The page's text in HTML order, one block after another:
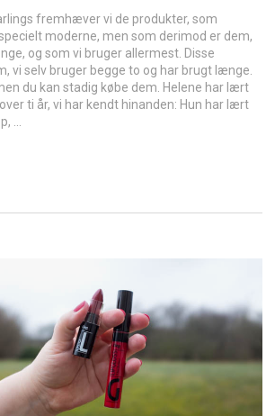
fremhæver vi de produkter, som
moderne, men som derimod er dem,
og som vi bruger allermest. Disse
vi selv bruger begge to og har brugt længe.
du kan stadig købe dem. Helene har lært
ti år, vi har kendt hinanden: Hun har lært
...